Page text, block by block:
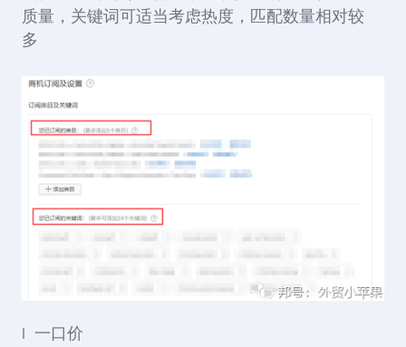
质量，关键词可适当考虑热度，匹配数量相对较
多
l 一口价